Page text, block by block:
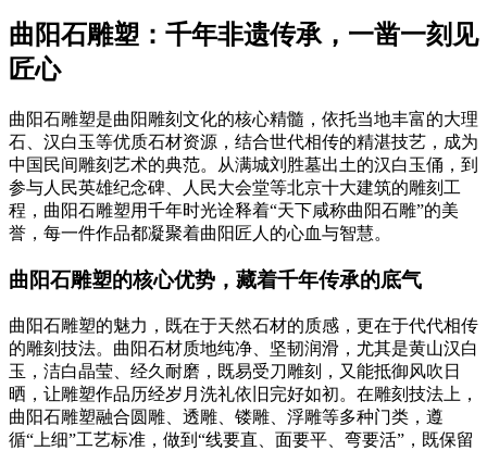
曲阳石雕塑：千年非遗传承，一凿一刻见
匠心
曲阳石雕塑是曲阳雕刻文化的核心精髓，依托当地丰富的大理
石、汉白玉等优质石材资源，结合世代相传的精湛技艺，成为
中国民间雕刻艺术的典范。从满城刘胜墓出土的汉白玉俑，到
参与人民英雄纪念碑、人民大会堂等北京十大建筑的雕刻工
程，曲阳石雕塑用千年时光诠释着“天下咸称曲阳石雕”的美
誉，每一件作品都凝聚着曲阳匠人的心血与智慧。
曲阳石雕塑的核心优势，藏着千年传承的底气
曲阳石雕塑的魅力，既在于天然石材的质感，更在于代代相传
的雕刻技法。曲阳石材质地纯净、坚韧润滑，尤其是黄山汉白
玉，洁白晶莹、经久耐磨，既易受刀雕刻，又能抵御风吹日
晒，让雕塑作品历经岁月洗礼依旧完好如初。在雕刻技法上，
曲阳石雕塑融合圆雕、透雕、镂雕、浮雕等多种门类，遵
循“上细”工艺标准，做到“线要直、面要平、弯要活”，既保留